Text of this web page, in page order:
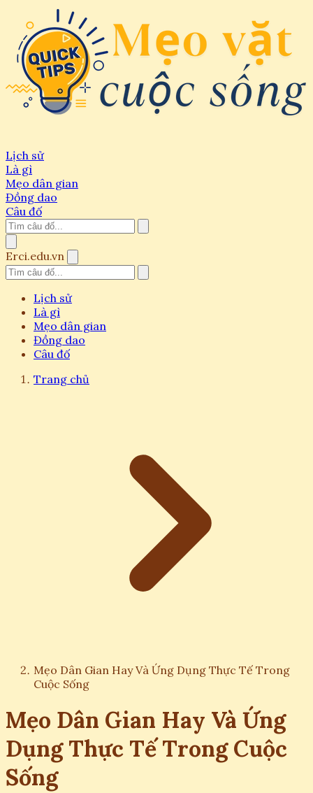
Lịch sử
Là gì
Mẹo dân gian
Đồng dao
Câu đố
Erci.edu.vn
Lịch sử
Là gì
Mẹo dân gian
Đồng dao
Câu đố
Trang chủ
Mẹo Dân Gian Hay Và Ứng Dụng Thực Tế Trong
Cuộc Sống
Mẹo Dân Gian Hay Và Ứng
Dụng Thực Tế Trong Cuộc
Sống